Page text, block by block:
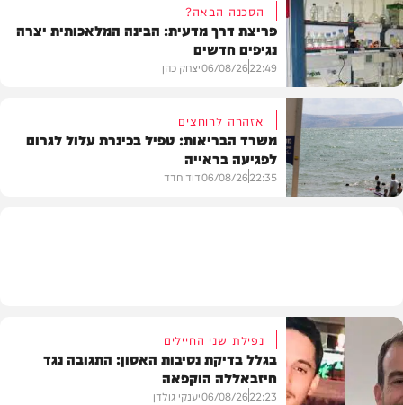
פוליטי
בריאות
הסכנה הבאה?
פריצת דרך מדעית: הבינה המלאכותית יצרה
נגיפים חדשים
22:49
06/08/26יצחק כהן
אזהרה לרוחצים
משרד הבריאות: טפיל בכינרת עלול לגרום
לפגיעה בראייה
22:35
06/08/26דוד חדד
נפילת שני החיילים
בגלל בדיקת נסיבות האסון: התגובה נגד
חיזבאללה הוקפאה
22:23
06/08/26יענקי גולדן